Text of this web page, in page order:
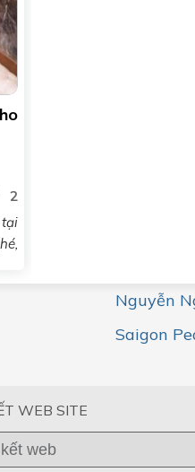
2
Nguyễn
Saigon
WEB SITE